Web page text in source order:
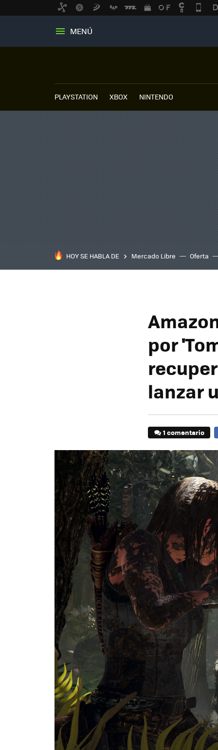
MENÚ
PLAYSTATION XBOX NINTENDO
HOY SE HABLA DE Mercado Libre Oferta
por
lanzar
1 comentario